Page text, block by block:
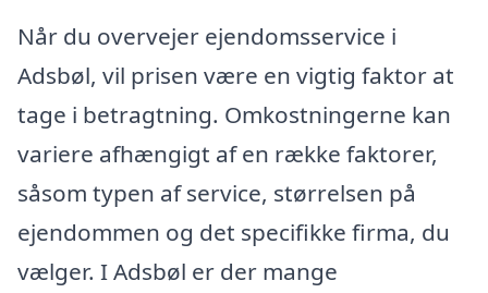
Når du overvejer ejendomsservice i
Adsbøl, vil prisen være en vigtig faktor at
tage i betragtning. Omkostningerne kan
variere afhængigt af en række faktorer,
såsom typen af service, størrelsen på
ejendommen og det specifikke firma, du
vælger. I Adsbøl er der mange